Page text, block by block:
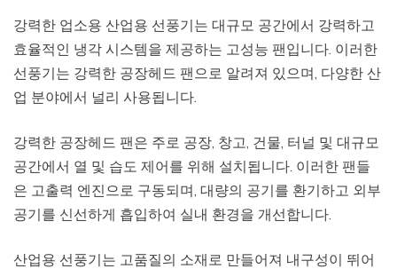
강력한 업소용 산업용 선풍기는 대규모 공간에서 강력하고
효율적인 냉각 시스템을 제공하는 고성능 팬입니다. 이러한
선풍기는 강력한 공장헤드 팬으로 알려져 있으며, 다양한 산
업 분야에서 널리 사용됩니다.
강력한 공장헤드 팬은 주로 공장, 창고, 건물, 터널 및 대규모
공간에서 열 및 습도 제어를 위해 설치됩니다. 이러한 팬들
은 고출력 엔진으로 구동되며, 대량의 공기를 환기하고 외부
공기를 신선하게 흡입하여 실내 환경을 개선합니다.
산업용 선풍기는 고품질의 소재로 만들어져 내구성이 뛰어